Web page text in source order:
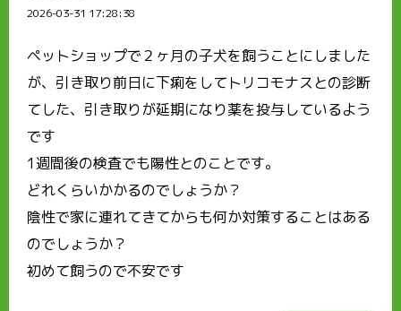
2026-03-31 17:28:38
ペットショップで２ヶ月の子犬を飼うことにしました
が、引き取り前日に下痢をしてトリコモナスとの診断
てした、引き取りが延期になり薬を投与しているよう
です
1週間後の検査でも陽性とのことです。
どれくらいかかるのでしょうか？
陰性で家に連れてきてからも何か対策することはある
のでしょうか？
初めて飼うので不安です